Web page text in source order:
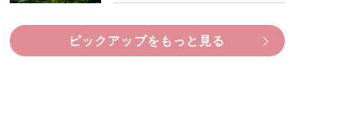
ピックアップをもっと見る